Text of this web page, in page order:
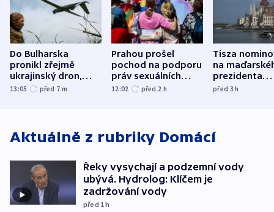
Do Bulharska
pronikl zřejmě
ukrajinský dron,
explodoval kilometr
13:05 před 7 m
Prahou prošel
pochod na podporu
práv sexuálních
menšin
12:02 před 2 h
Tisza
na
prezidenta
bývalého
před 3h
Aktuálně z rubriky Domácí
Řeky vysychají a podzemní vody
ubývá. Hydrolog: Klíčem je
zadržování vody
před 1h